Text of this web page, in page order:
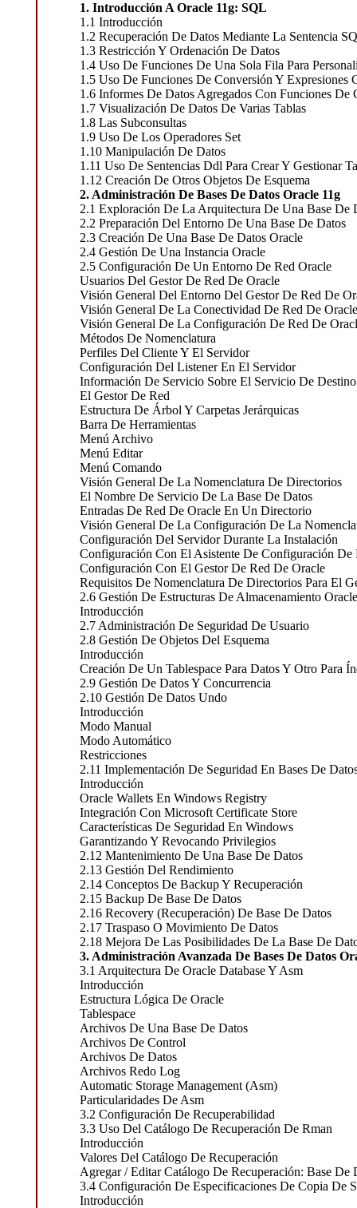
1. Introducción A Oracle 11g: SQL
1.1 Introducción
1.2 Recuperación De Datos Mediante La Sentencia
1.3 Restricción Y Ordenación De Datos
1.4 Uso De Funciones De Una Sola Fila Para
1.5 Uso De Funciones De Conversión Y Expresiones
1.6 Informes De Datos Agregados Con Funciones De
1.7 Visualización De Datos De Varias Tablas
1.8 Las Subconsultas
1.9 Uso De Los Operadores Set
1.10 Manipulación De Datos
1.11 Uso De Sentencias Ddl Para Crear Y Gestionar
1.12 Creación De Otros Objetos De Esquema
2. Administración De Bases De Datos Oracle 11g
2.1 Exploración De La Arquitectura De Una Base De
2.2 Preparación Del Entorno De Una Base De Datos
2.3 Creación De Una Base De Datos Oracle
2.4 Gestión De Una Instancia Oracle
2.5 Configuración De Un Entorno De Red Oracle
Usuarios Del Gestor De Red De Oracle
Visión General Del Entorno Del Gestor De Red De
Visión General De La Conectividad De Red De Oracle
Visión General De La Configuración De Red De
Métodos De Nomenclatura
Perfiles Del Cliente Y El Servidor
Configuración Del Listener En El Servidor
Información De Servicio Sobre El Servicio De Destino
El Gestor De Red
Estructura De Árbol Y Carpetas Jerárquicas
Barra De Herramientas
Menú Archivo
Menú Editar
Menú Comando
Visión General De La Nomenclatura De Directorios
El Nombre De Servicio De La Base De Datos
Entradas De Red De Oracle En Un Directorio
Visión General De La Configuración De La
Configuración Del Servidor Durante La Instalación
Configuración Con El Asistente De Configuración De
Configuración Con El Gestor De Red De Oracle
Requisitos De Nomenclatura De Directorios Para El
2.6 Gestión De Estructuras De Almacenamiento Oracle
Introducción
2.7 Administración De Seguridad De Usuario
2.8 Gestión De Objetos Del Esquema
Introducción
Creación De Un Tablespace Para Datos Y Otro Para
2.9 Gestión De Datos Y Concurrencia
2.10 Gestión De Datos Undo
Introducción
Modo Manual
Modo Automático
Restricciones
2.11 Implementación De Seguridad En Bases De
Introducción
Oracle Wallets En Windows Registry
Integración Con Microsoft Certificate Store
Características De Seguridad En Windows
Garantizando Y Revocando Privilegios
2.12 Mantenimiento De Una Base De Datos
2.13 Gestión Del Rendimiento
2.14 Conceptos De Backup Y Recuperación
2.15 Backup De Base De Datos
2.16 Recovery (Recuperación) De Base De Datos
2.17 Traspaso O Movimiento De Datos
2.18 Mejora De Las Posibilidades De La Base De
3. Administración Avanzada De Bases De Datos
3.1 Arquitectura De Oracle Database Y Asm
Introducción
Estructura Lógica De Oracle
Tablespace
Archivos De Una Base De Datos
Archivos De Control
Archivos De Datos
Archivos Redo Log
Automatic Storage Management (Asm)
Particularidades De Asm
3.2 Configuración De Recuperabilidad
3.3 Uso Del Catálogo De Recuperación De Rman
Introducción
Valores Del Catálogo De Recuperación
Agregar / Editar Catálogo De Recuperación: Base De
3.4 Configuración De Especificaciones De Copia De
Introducción